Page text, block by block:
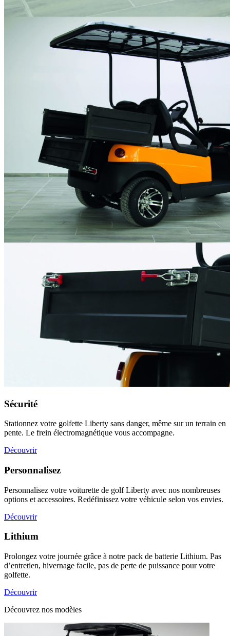
Sécurité
Stationnez votre golfette Liberty sans danger, même sur un terrain en
pente. Le frein électromagnétique vous accompagne.
Découvrir
Personnalisez
Personnalisez votre voiturette de golf Liberty avec nos nombreuses
options et accessoires. Redéfinissez votre véhicule selon vos envies.
Découvrir
Lithium
Prolongez votre journée grâce à notre pack de batterie Lithium. Pas
d’entretien, hivernage facile, pas de perte de puissance pour votre
golfette.
Découvrir
Découvrez nos modèles